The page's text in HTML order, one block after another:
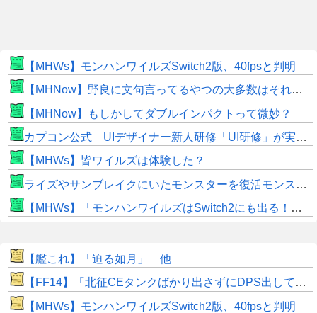
【MHWs】モンハンワイルズSwitch2版、40fpsと判明
【MHNow】野良に文句言ってるやつの大多数はそれしてないだけの雑魚だから聞く耳持つだけムダよ
【MHNow】もしかしてダブルインパクトって微妙？
カプコン公式 UIデザイナー新人研修「UI研修」が実装まで進みました！
【MHWs】皆ワイルズは体験した？
ライズやサンブレイクにいたモンスターを復活モンスターと呼ぶのはやめよう
【MHWs】「モンハンワイルズはSwitch2にも出る！」👈こいつにかけたい言葉ｗｗｗｗｗｗｗｗｗ
【艦これ】「迫る如月」 他
【FF14】「北征CEタンクばかり出さずにDPS出してくれ！」安全重視のヒカセンが増えすぎた結果・・・CEにかかる時間がドンドン延びている？
【MHWs】モンハンワイルズSwitch2版、40fpsと判明